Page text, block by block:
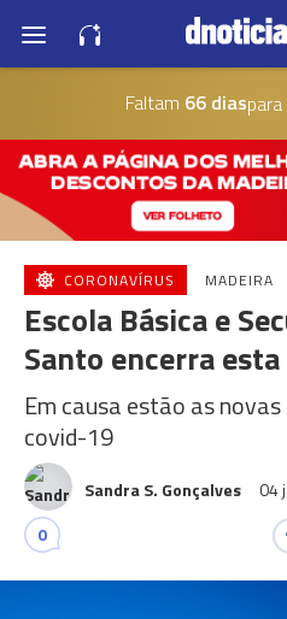
Faltam 66 dias
CORONAVÍRUS MADEIRA
Escola Básica e
Santo encerra
Em causa estão as
covid-19
Sandra S. Gonçalves 04
0